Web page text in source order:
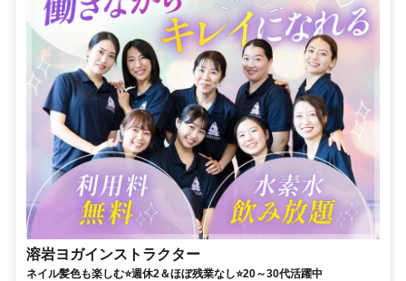
溶岩ヨガインストラクター
ネイル髪色も楽しむ⭐週休2＆ほぼ残業なし⭐20～30代活躍中